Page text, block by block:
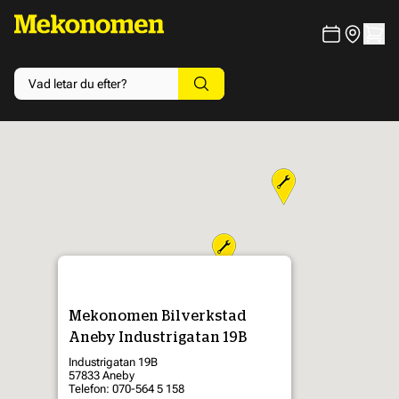
Mekonomen Bilverkstad
Aneby Industrigatan 19B
Industrigatan 19B
57833 Aneby
Telefon: 070-564 5 158